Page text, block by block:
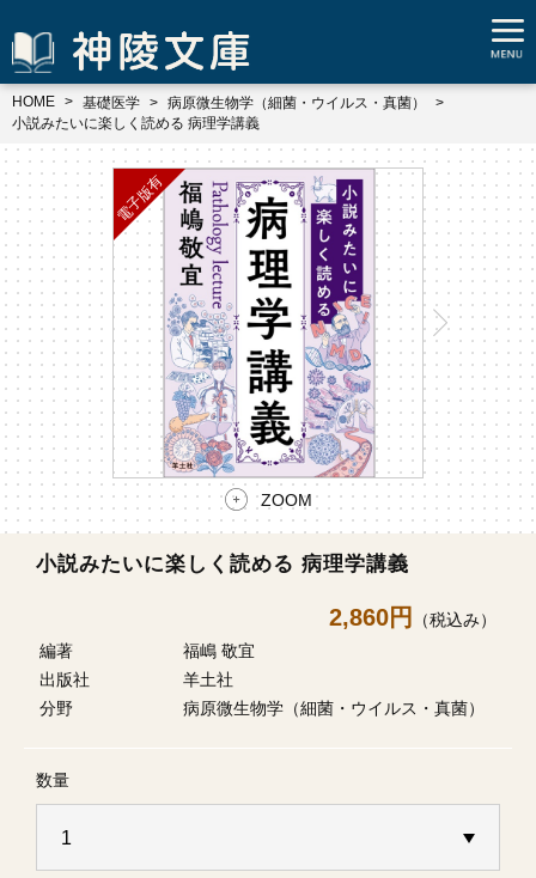
HOME 基礎医学
病原微生物学（細菌・ウイルス・真菌）
小説みたいに楽しく読める 病理学講義
ZOOM
小説みたいに楽しく読める 病理学講義
2,860円
（税込み）
編著
福嶋 敬宜
出版社
羊土社
分野
病原微生物学（細菌・ウイルス・真菌）
数量